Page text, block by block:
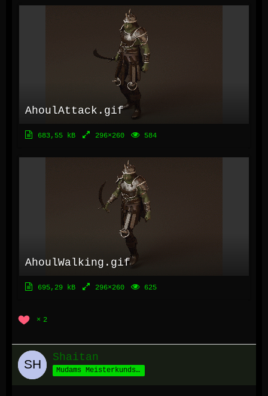
AhoulAttack.gif
683,55 kB 296×260 584
AhoulWalking.gif
695,29 kB 296×260 625
2
Shaitan
Mudams Meisterkundschafter